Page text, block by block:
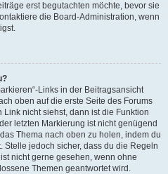
erst begutachten möchte, bevor sie
die Board-Administration, wenn
Links in der Beitragsansicht
oben auf die erste Seite des Forums
nicht siehst, dann ist die Funktion
letzten Markierung ist nicht genügend
Thema nach oben zu holen, indem du
Stelle jedoch sicher, dass du die Regeln
nicht gerne gesehen, wenn ohne
Themen geantwortet wird.